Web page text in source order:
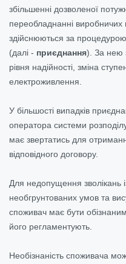
збільшенні дозволеної
переобладнанні виробничих
здійснюються за
(далі - приєднання). За нею
рівня надійності, зміна
електроживлення.
У більшості випадків
оператора системи
має звертатись для
відповідного договору.
Для недопущення зволікань
необгрунтованих умов та
споживач має бути
його регламентують.
Необізнаність споживача